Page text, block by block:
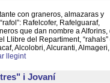
con graneros, almazaras y
Rafelcofer, Rafelguaraf,
que dan nombre a Alforins,
Llibre del Repartiment, “rahals”
Alcolobri, Alcuranti, Almageri,
llegint
i Jovaní